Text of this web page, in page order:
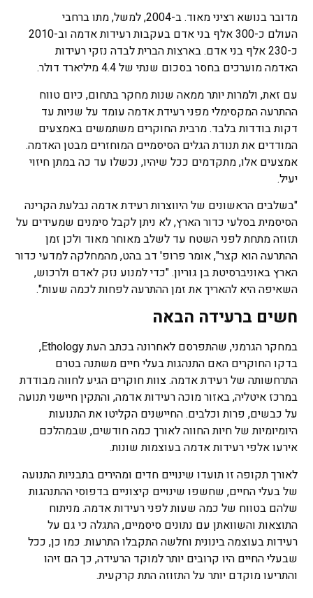
מדובר בנושא רציני מאוד. ב-2004, למשל, מתו ברחבי
העולם כ-300 אלף בני אדם בעקבות רעידות אדמה וב-2010
כ-230 אלף בני אדם. בארצות הברית לבדה נזקי רעידות
האדמה מוערכים בחסר בסכום שנתי של 4.4 מיליארד דולר.
עם זאת, ולמרות יותר ממאה שנות מחקר בתחום, כיום טווח
ההתרעה המקסימלי מפני רעידת אדמה עומד על שניות עד
דקות בודדות בלבד. מרבית החוקרים משתמשים באמצעים
המודדים את תנודת הגלים הסיסמיים המוחזרים מבטן האדמה.
אמצעים אלו, מתקדמים ככל שיהיו, נכשלו עד כה במתן חיזוי
יעיל.
"בשלבים הראשונים של היווצרות רעידת אדמה נבלעת הקרינה
הסיסמית בסלעי כדור הארץ, לא ניתן לקבל סימנים שמעידים על
תזוזה מתחת לפני השטח עד לשלב מאוחר מאוד ולכן זמן
ההתרעה הוא קצר", אומר פרופ' דב בהט, מהמחלקה למדעי כדור
הארץ באוניברסיטת בן גוריון. "כדי למנוע נזק לאדם ולרכוש,
השאיפה היא להאריך את זמן ההתרעה לפחות לכמה שעות".
חשים ברעידה הבאה
במחקר הגרמני, שהתפרסם לאחרונה בכתב העת Ethology,
בדקו החוקרים האם התנהגות בעלי חיים משתנה בטרם
התרחשותה של רעידת אדמה. צוות חוקרים הגיע לחווה מבודדת
במרכז איטליה, באזור מוכה רעידות אדמה, והתקין חיישני תנועה
על כבשים, פרות וכלבים. החיישנים הקליטו את התנועות
היומיומיות של חיות החווה לאורך כמה חודשים, שבמהלכם
אירעו אלפי רעידות אדמה בעוצמות שונות.
לאורך תקופה זו תועדו שינויים חדים ומהירים בתבניות התנועה
של בעלי החיים, שחשפו שינויים קיצוניים בדפוסי ההתנהגות
שלהם בטווח של כמה שעות לפני רעידות אדמה. מניתוח
התוצאות והשוואתן עם נתונים סיסמיים, התגלה כי גם על
רעידות בעוצמה בינונית וחלשה התקבלו התרעות. כמו כן, ככל
שבעלי החיים היו קרובים יותר למוקד הרעידה, כך הם זיהו
והתריעו מוקדם יותר על התזוזה התת קרקעית.